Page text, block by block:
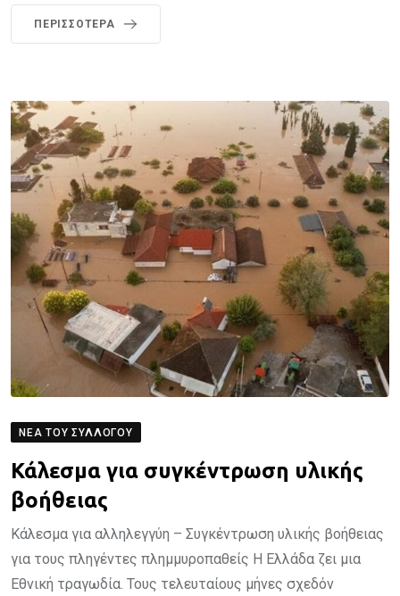
ΠΕΡΙΣΣΌΤΕΡΑ
ΝΈΑ ΤΟΥ ΣΥΛΛΌΓΟΥ
Κάλεσμα για συγκέντρωση υλικής
βοήθειας
Κάλεσμα για αλληλεγγύη – Συγκέντρωση υλικής βοήθειας
για τους πληγέντες πλημμυροπαθείς Η Ελλάδα ζει μια
Εθνική τραγωδία. Τους τελευταίους μήνες σχεδόν